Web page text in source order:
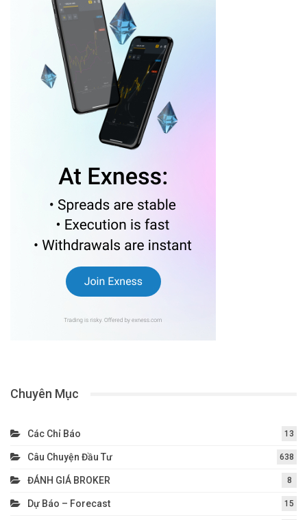
Chuyên Mục
Các Chỉ Báo 13
Câu Chuyện Đầu Tư 638
ĐÁNH GIÁ BROKER 8
Dự Báo – Forecast 15